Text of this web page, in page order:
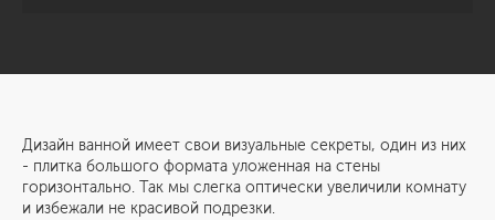
Дизайн ванной имеет свои визуальные секреты, один из них
- плитка большого формата уложенная на стены
горизонтально. Так мы слегка оптически увеличили комнату
и избежали не красивой подрезки.